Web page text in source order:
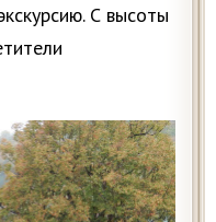
С высоты